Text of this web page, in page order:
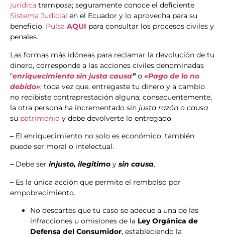
jurídica tramposa; seguramente conoce el deficiente
Sistema Judicial en el Ecuador y lo aprovecha para su
beneficio. Pulsa AQUI para consultar los procesos civiles y
penales.
Las formas más idóneas para reclamar la devolución de tu
dinero, corresponde a las acciones civiles denominadas
“enriquecimiento sin justa causa”o «Pago de lo no
debido»; toda vez que, entregaste tu dinero y a cambio
no recibiste contraprestación alguna; consecuentemente,
la otra persona ha incrementado sin justa razón o causa
su patrimonio y debe devolverte lo entregado.
– El enriquecimiento no solo es económico, también
puede ser moral o intelectual.
– Debe ser injusto, ilegitimo y sin causa.
– Es la única acción que permite el rembolso por
empobrecimiento.
No descartes que tu caso se adecue a una de las
infracciones u omisiones de la Ley Orgánica de
Defensa del Consumidor, estableciendo la